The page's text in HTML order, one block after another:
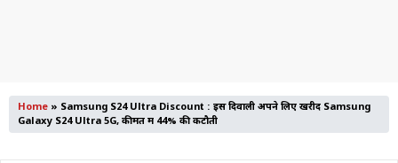
Home » Samsung S24 Ultra Discount : इस दिवाली अपने लिए खरीदें Samsung
Galaxy S24 Ultra 5G, कीमत में 44% की कटौती